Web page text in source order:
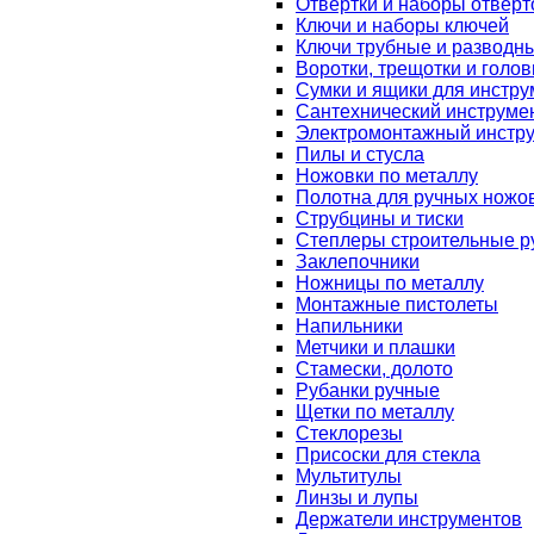
Отвертки и наборы
Ключи и наборы ключей
Ключи трубные и
Воротки, трещотки и
Сумки и ящики для
Сантехнический
Электромонтажный
Пилы и стусла
Ножовки по металлу
Полотна для ручных
Струбцины и тиски
Степлеры строительные
Заклепочники
Ножницы по металлу
Монтажные пистолеты
Напильники
Метчики и плашки
Стамески, долото
Рубанки ручные
Щетки по металлу
Стеклорезы
Присоски для стекла
Мультитулы
Линзы и лупы
Держатели инструментов